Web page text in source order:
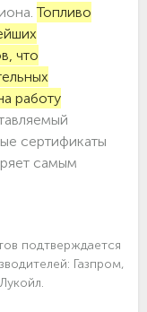
Топливо
что
работу
сертификаты
самым
подтверждается
Газпром,